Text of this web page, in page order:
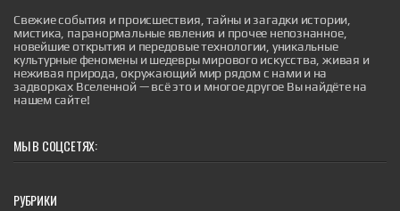
новые поставки
Компания "Москвич" снизила стоимость кроссовера
"Москвич 3" на сумму до 360 тысяч рублей. Акция
распространяется на автомобили, имеющиеся в
наличии на складах дилеров, и действует до конца
текущего месяца. Помимо прямой скидки,
покупателям предлагают бесплатное техническое
pravda.ru | 1 hour ago
Свежие события и происшествия, тайны и загадки истории,
мистика, паранормальные явления и прочее непознанное,
новейшие открытия и передовые технологии, уникальные
культурные феномены и шедевры мирового искусства, живая и
неживая природа, окружающий мир рядом с нами и на
задворках Вселенной — всё это и многое другое Вы найдёте на
нашем сайте!
МЫ В СОЦСЕТЯХ:
РУБРИКИ